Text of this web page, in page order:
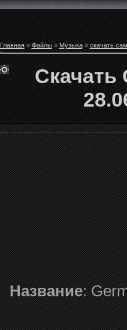
Главная» Файлы» Музыка» скачать
Скачать
Название: